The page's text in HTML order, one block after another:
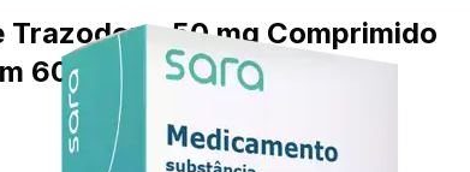
Trazodona 50 mg Comprimido
60 ALTHAIA S/A